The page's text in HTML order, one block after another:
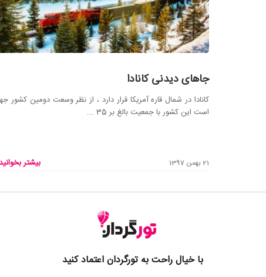
جاهای دیدنی کانادا
کانادا در شمال قاره آمریکا قرار دارد ، از نظر وسعت دومین کشور
است این کشور با جمعیت بالغ بر 35 ...
21 بهمن 1397 بیشتر
با خیال راحت به تورگردان اعتماد کنید